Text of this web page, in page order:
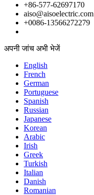
+86-577-62697170
aiso@aisoelectric.com
+0086-13566272279
अपनी जांच अभी भेजें
English
French
German
Portuguese
Spanish
Russian
Japanese
Korean
Arabic
Irish
Greek
Turkish
Italian
Danish
Romanian